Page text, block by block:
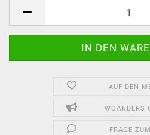
AUF DEN
WOANDERS
FRAGE